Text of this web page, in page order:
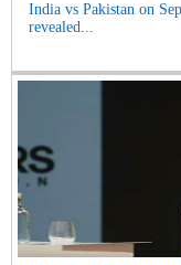
India vs Pakistan on
revealed...